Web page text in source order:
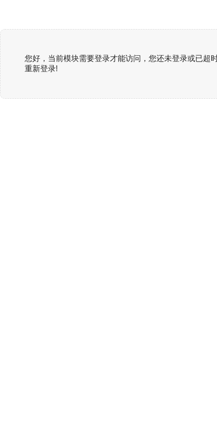
您好，当前模块需要登录才能访问，您还未登录或已超
重新登录!